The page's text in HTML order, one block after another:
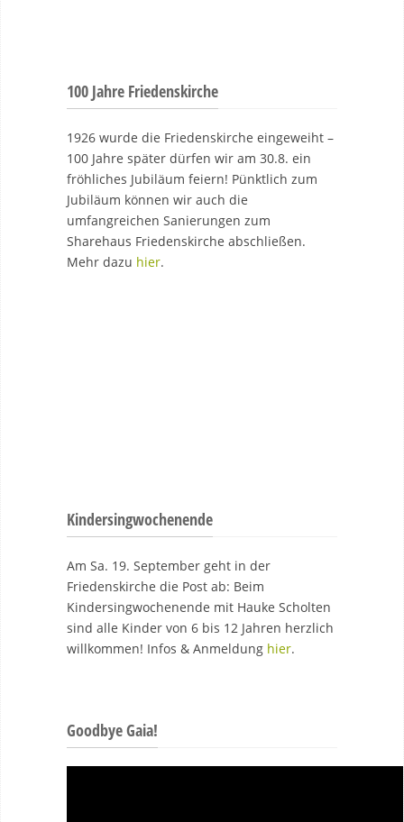
100 Jahre Friedenskirche
1926 wurde die Friedenskirche eingeweiht –
100 Jahre später dürfen wir am 30.8. ein
fröhliches Jubiläum feiern! Pünktlich zum
Jubiläum können wir auch die
umfangreichen Sanierungen zum
Sharehaus Friedenskirche abschließen.
Mehr dazu hier.
Kindersingwochenende
Am Sa. 19. September geht in der
Friedenskirche die Post ab: Beim
Kindersingwochenende mit Hauke Scholten
sind alle Kinder von 6 bis 12 Jahren herzlich
willkommen! Infos & Anmeldung hier.
Goodbye Gaia!